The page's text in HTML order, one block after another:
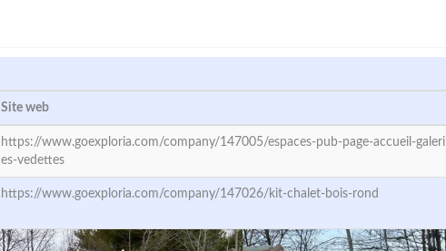
Site web
https://www.goexploria.com/company/147005/espaces-pub-page-accueil-galeri
es-vedettes
https://www.goexploria.com/company/147026/kit-chalet-bois-rond